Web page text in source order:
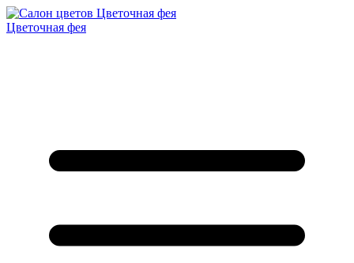
Цветочная фея